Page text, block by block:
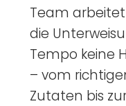
Team
die
Tempo keine
– vom
Zutaten bis